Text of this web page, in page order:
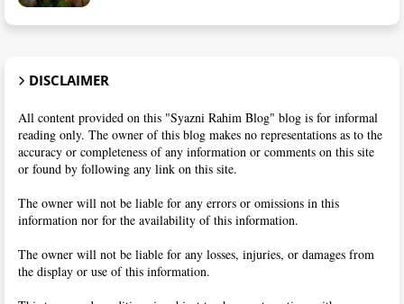
DISCLAIMER
All content provided on this "Syazni Rahim Blog" blog is for informal
reading only. The owner of this blog makes no representations as to the
accuracy or completeness of any information or comments on this site
or found by following any link on this site.
The owner will not be liable for any errors or omissions in this
information nor for the availability of this information.
The owner will not be liable for any losses, injuries, or damages from
the display or use of this information.